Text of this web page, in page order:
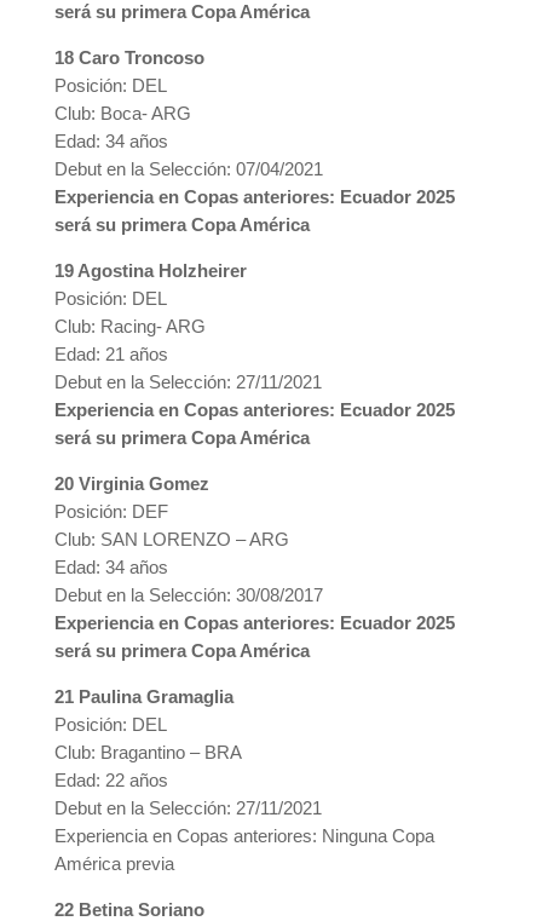
será su primera Copa América
18 Caro Troncoso
Posición: DEL
Club: Boca- ARG
Edad: 34 años
Debut en la Selección: 07/04/2021
Experiencia en Copas anteriores: Ecuador 2025
será su primera Copa América
19 Agostina Holzheirer
Posición: DEL
Club: Racing- ARG
Edad: 21 años
Debut en la Selección: 27/11/2021
Experiencia en Copas anteriores: Ecuador 2025
será su primera Copa América
20 Virginia Gomez
Posición: DEF
Club: SAN LORENZO – ARG
Edad: 34 años
Debut en la Selección: 30/08/2017
Experiencia en Copas anteriores: Ecuador 2025
será su primera Copa América
21 Paulina Gramaglia
Posición: DEL
Club: Bragantino – BRA
Edad: 22 años
Debut en la Selección: 27/11/2021
Experiencia en Copas anteriores: Ninguna Copa
América previa
22 Betina Soriano